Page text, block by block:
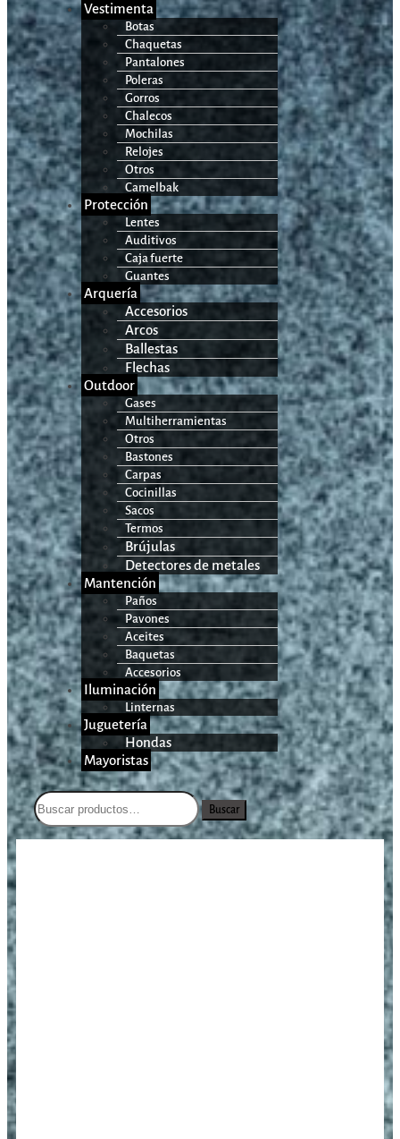
Vestimenta
Botas
Chaquetas
Pantalones
Poleras
Gorros
Chalecos
Mochilas
Relojes
Otros
Camelbak
Protección
Lentes
Auditivos
Caja fuerte
Guantes
Arquería
Accesorios
Arcos
Ballestas
Flechas
Outdoor
Gases
Multiherramientas
Otros
Bastones
Carpas
Cocinillas
Sacos
Termos
Brújulas
Detectores de metales
Mantención
Paños
Pavones
Aceites
Baquetas
Accesorios
Iluminación
Linternas
Juguetería
Hondas
Mayoristas
Buscar